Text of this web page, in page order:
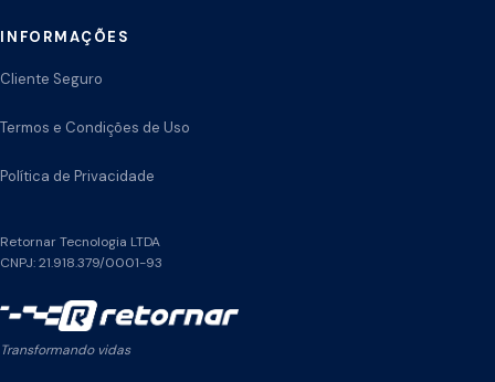
INFORMAÇÕES
Cliente Seguro
Termos e Condições de Uso
Política de Privacidade
Retornar Tecnologia LTDA
CNPJ: 21.918.379/0001-93
Transformando vidas